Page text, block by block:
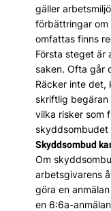
gäller
förbättringar om
omfattas finns
Första steget är
saken. Ofta går
Räcker inte det,
skriftlig begäran
vilka risker som
skyddsombudet
Skyddsombud
Om
arbetsgivarens
göra en
en 6:6a-